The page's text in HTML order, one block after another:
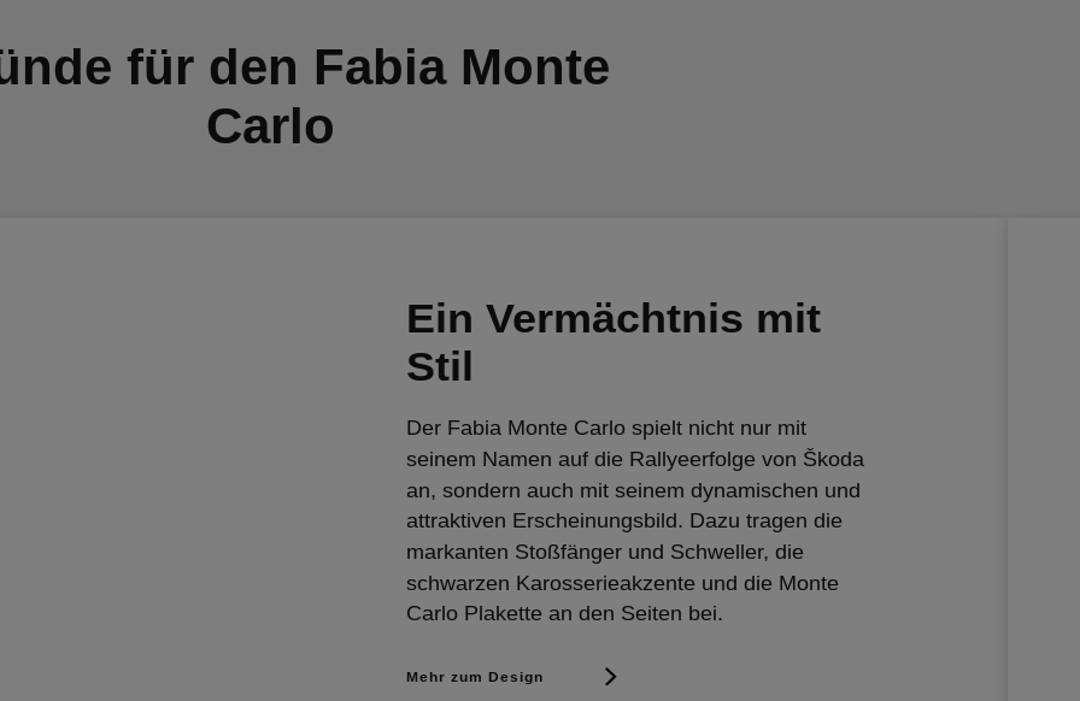
für den Fabia Monte
Carlo
Ein Vermächtnis mit
Stil
Der Fabia Monte Carlo spielt nicht nur mit
seinem Namen auf die Rallyeerfolge von Škoda
an, sondern auch mit seinem dynamischen und
attraktiven Erscheinungsbild. Dazu tragen die
markanten Stoßfänger und Schweller, die
schwarzen Karosserieakzente und die Monte
Carlo Plakette an den Seiten bei.
Mehr zum Design